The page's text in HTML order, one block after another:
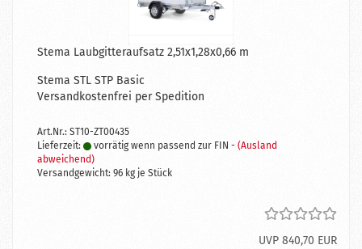
Stema Laubgitteraufsatz 2,51x1,28x0,66 m
Stema STL STP Basic
Versandkostenfrei per Spedition
Art.Nr.: ST10-ZT00435
Lieferzeit:
vorrätig wenn passend zur FIN - (Ausland
abweichend)
Versandgewicht: 96 kg je Stück
UVP 840,70 EUR